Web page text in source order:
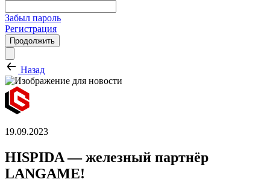
Забыл пароль
Регистрация
Продолжить
Назад
19.09.2023
HISPIDA — железный партнёр
LANGAME!